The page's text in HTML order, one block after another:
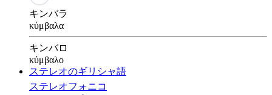
キンバラ
κύμβαλα
キンバロ
κύμβαλο
ステレオのギリシャ語
ステレオフォニコ